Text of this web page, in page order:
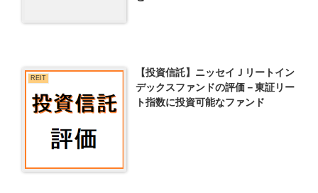
REIT
【投資信託】ニッセイＪリートイン
デックスファンドの評価－東証リー
ト指数に投資可能なファンド